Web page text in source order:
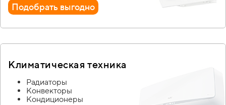
Подобрать выгодно
Климатическая техника
Радиаторы
Конвекторы
Кондиционеры